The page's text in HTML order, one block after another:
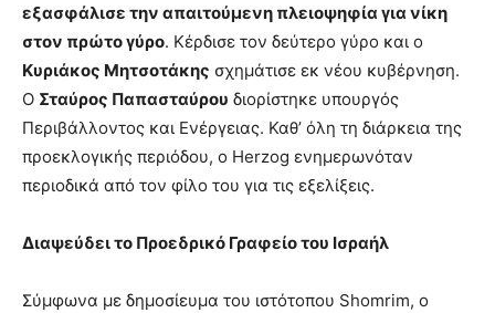
εξασφάλισε την απαιτούμενη πλειοψηφία για νίκη
στον πρώτο γύρο. Κέρδισε τον δεύτερο γύρο και ο
Κυριάκος Μητσοτάκης σχημάτισε εκ νέου κυβέρνηση.
Ο Σταύρος Παπασταύρου διορίστηκε υπουργός
Περιβάλλοντος και Ενέργειας. Καθ’ όλη τη διάρκεια της
προεκλογικής περιόδου, ο Herzog ενημερωνόταν
περιοδικά από τον φίλο του για τις εξελίξεις.
Διαψεύδει το Προεδρικό Γραφείο του Ισραήλ
Σύμφωνα με δημοσίευμα του ιστότοπου Shomrim, ο